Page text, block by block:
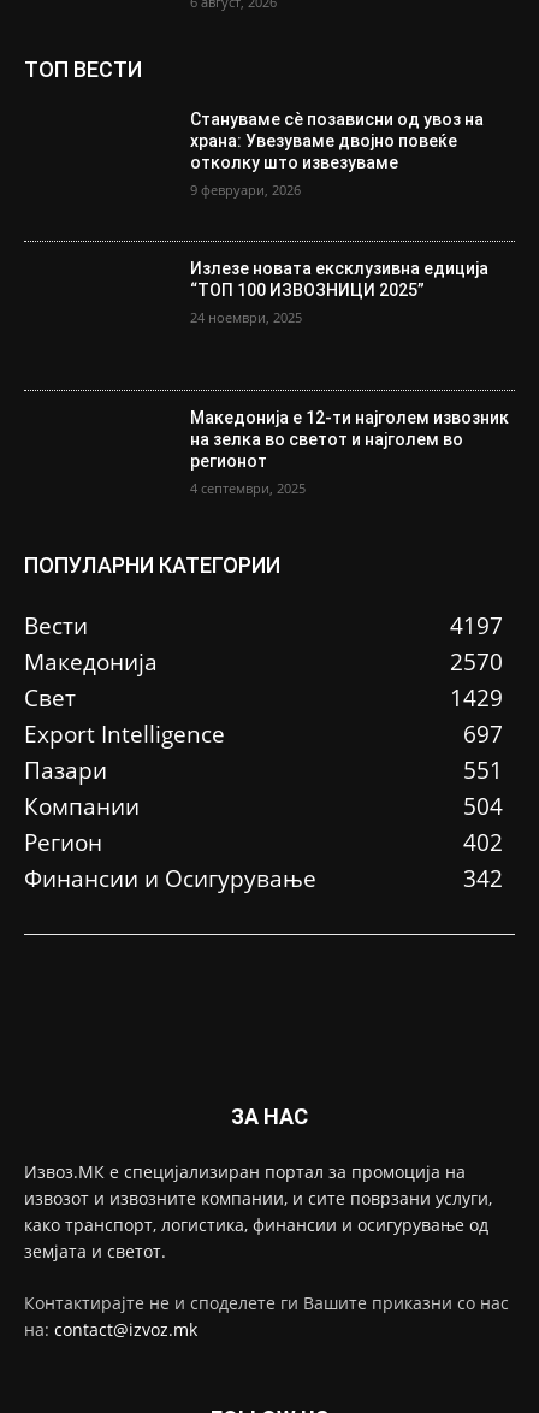
ТОП ВЕСТИ
Стануваме сè позависни од увоз на
храна: Увезуваме двојно повеќе
отколку што извезуваме
9 февруари, 2026
Излезе новата ексклузивна едиција
“ТОП 100 ИЗВОЗНИЦИ 2025”
24 ноември, 2025
Македонија е 12-ти најголем извозник
на зелка во светот и најголем во
регионот
4 септември, 2025
ПОПУЛАРНИ КАТЕГОРИИ
Вести
4197
Македонија
2570
Свет
1429
Еxport Intelligence
697
Пазари
551
Компании
504
Регион
402
Финансии и Осигурување
342
ЗА НАС
Извоз.МК е специјализиран портал за промоција на
извозот и извозните компании, и сите поврзани услуги,
како транспорт, логистика, финансии и осигурување од
земјата и светот.
Контактирајте не и споделете ги Вашите приказни со нас
на: contact@izvoz.mk